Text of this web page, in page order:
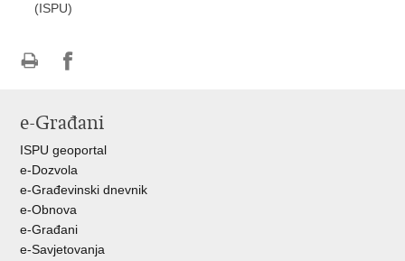
(ISPU)
FacebookuTwitteru
e-Građani
ISPU geoportal
e-Dozvola
e-Građevinski dnevnik
e-Obnova
e-Građani
e-Savjetovanja